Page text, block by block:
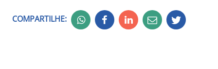
COMPARTILHE: